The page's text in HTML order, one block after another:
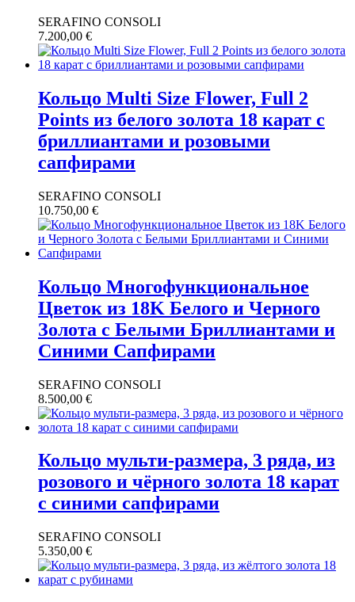
SERAFINO CONSOLI
7.200,00 €
Кольцо Multi Size Flower, Full 2
Points из белого золота 18 карат с
бриллиантами и розовыми
сапфирами
SERAFINO CONSOLI
10.750,00 €
Кольцо Многофункциональное
Цветок из 18K Белого и Черного
Золота с Белыми Бриллиантами и
Синими Сапфирами
SERAFINO CONSOLI
8.500,00 €
Кольцо мульти-размера, 3 ряда, из
розового и чёрного золота 18 карат
с синими сапфирами
SERAFINO CONSOLI
5.350,00 €